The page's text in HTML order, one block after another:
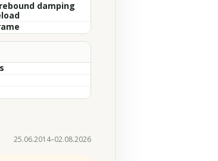
damping
25.06.2014–02.08.2026